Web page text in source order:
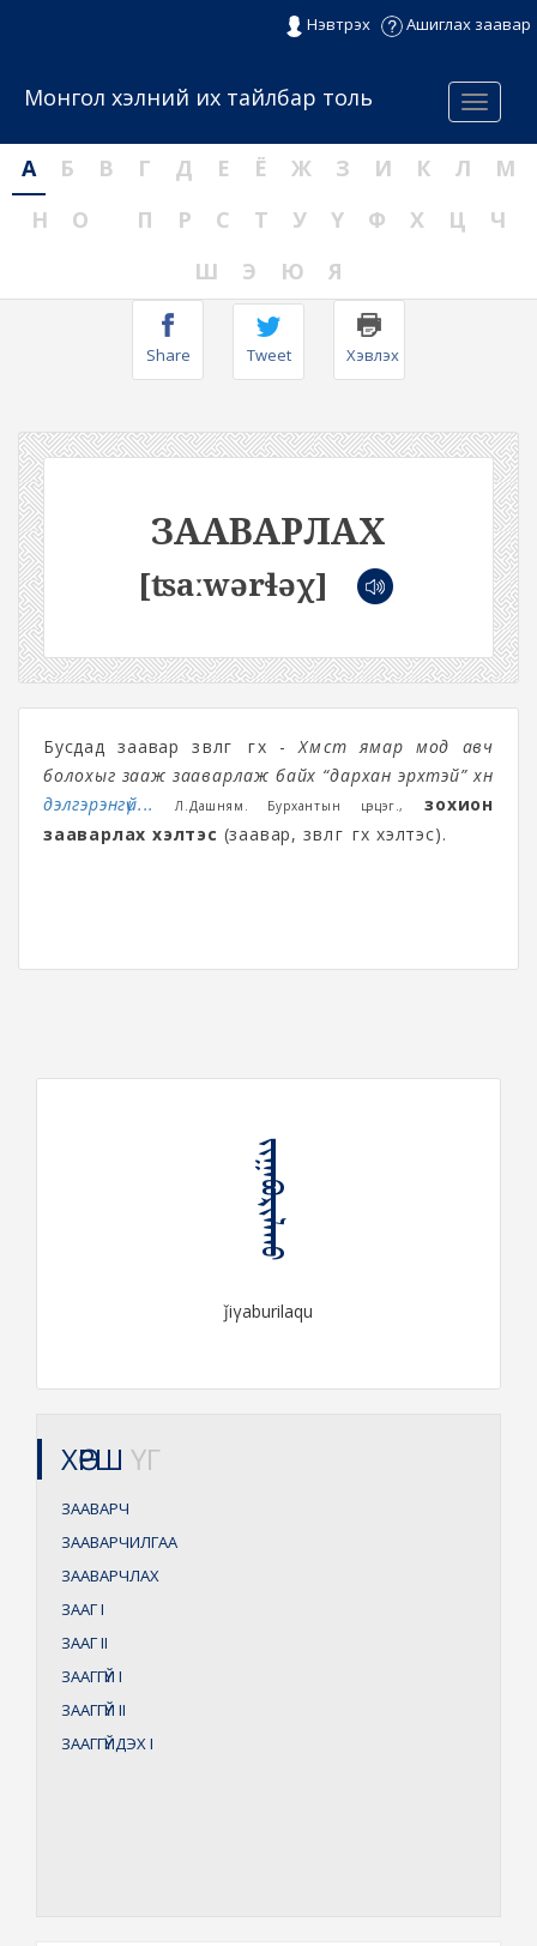
Нэвтрэх Ашиглах заавар
Menu
Монгол хэлний их тайлбар толь
А Б В Г Д Е Ё Ж З И К Л
М
Н
О П Р С Т У Ү Ф Х Ц
Ч
Ш
Э Ю Я
Share Tweet Хэвлэх
ЗААВАРЛАХ
[ʦaːwərɬəχ]
Бусдад заавар зөвлөгөө өгөх -Хүмүүст ямар мод авч
болохыг зааж зааварлаж байх “дархан эрхтэй” хүн
дэлгэрэнгүй...
Л.Дашням. Бурхантын цэцэг.,
зохион
зааварлах хэлтэс (заавар, зөвлөгөө өгөх хэлтэс).
ᠵᠢᠭᠠᠪᠤᠷᠢᠯᠠᠬᠤ
ǰiγaburilaqu
ХӨРШ ҮГ
ЗААВАРЧ
ЗААВАРЧИЛГАА
ЗААВАРЧЛАХ
ЗААГI
ЗААГII
ЗААГГҮЙ I
ЗААГГҮЙ II
ЗААГГҮЙДЭХI